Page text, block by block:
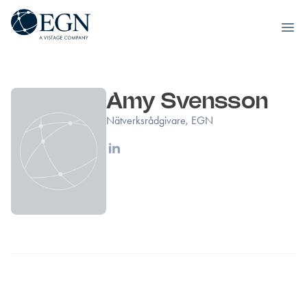
Executives' Global Network
Amy Svensson
Nätverksrådgivare, EGN
Linkedin